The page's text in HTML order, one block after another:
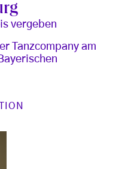
vergeben
Tanzcompany am